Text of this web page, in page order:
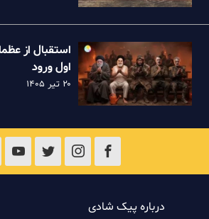
استقبال از
اول ورود
۲۰ تیر ۱۴۰۵
درباره پیک شادی